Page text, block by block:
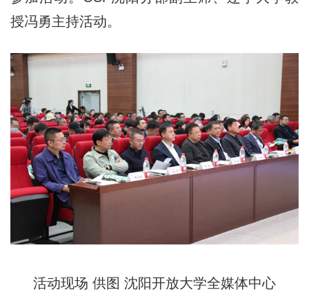
授冯勇主持活动。
活动现场 供图 沈阳开放大学全媒体中心